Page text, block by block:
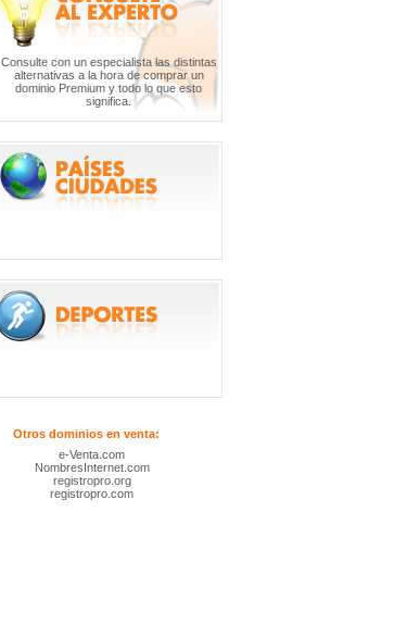
Consulte con un especialista las distintas
alternativas a la hora de comprar un
dominio Premium y todo lo que esto
significa.
Otros dominios en venta:
e-Venta.com
NombresInternet.com
registropro.org
registropro.com